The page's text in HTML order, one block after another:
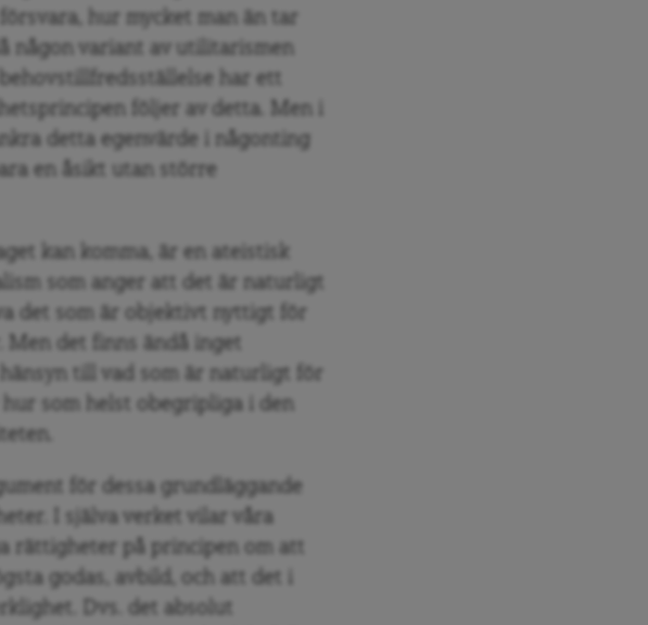
hur mycket man än tar
någon variant av utilitarismen
har ett
följer av detta. Men i
detta egenvärde i någonting
en åsikt utan större
kan komma, är en ateistisk
som anger att det är naturligt
det som är objektivt nyttigt för
Men det finns ändå inget
till vad som är naturligt för
som helst obegripliga i den
för dessa grundläggande
I själva verket vilar våra
rättigheter på principen om att
godas, avbild, och att det i
Dvs. det absolut